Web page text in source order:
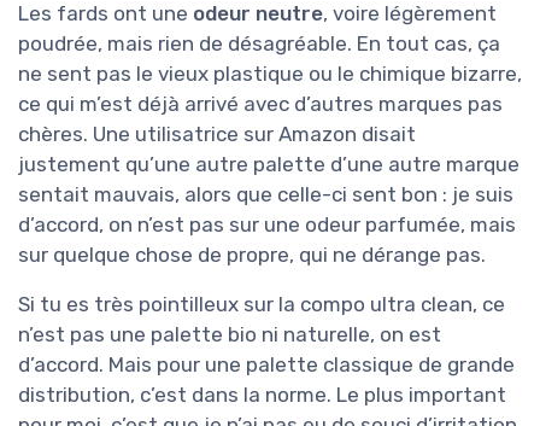
Les fards ont une odeur neutre, voire légèrement
poudrée, mais rien de désagréable. En tout cas, ça
ne sent pas le vieux plastique ou le chimique bizarre,
ce qui m’est déjà arrivé avec d’autres marques pas
chères. Une utilisatrice sur Amazon disait
justement qu’une autre palette d’une autre marque
sentait mauvais, alors que celle-ci sent bon : je suis
d’accord, on n’est pas sur une odeur parfumée, mais
sur quelque chose de propre, qui ne dérange pas.
Si tu es très pointilleux sur la compo ultra clean, ce
n’est pas une palette bio ni naturelle, on est
d’accord. Mais pour une palette classique de grande
distribution, c’est dans la norme. Le plus important